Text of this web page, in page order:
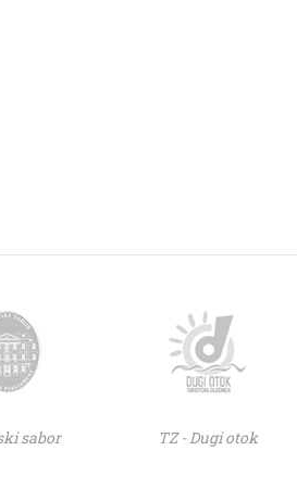
sabor TZ - Dugi otok